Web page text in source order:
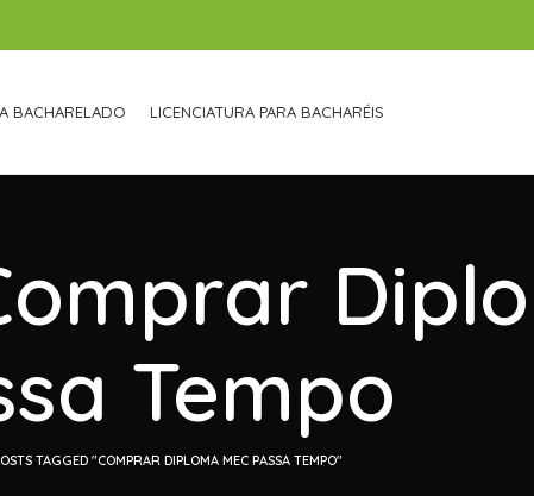
BACHARELADO LICENCIATURA PARA BACHARÉIS
Tempo
TAGGED "COMPRAR DIPLOMA MEC PASSA TEMPO"